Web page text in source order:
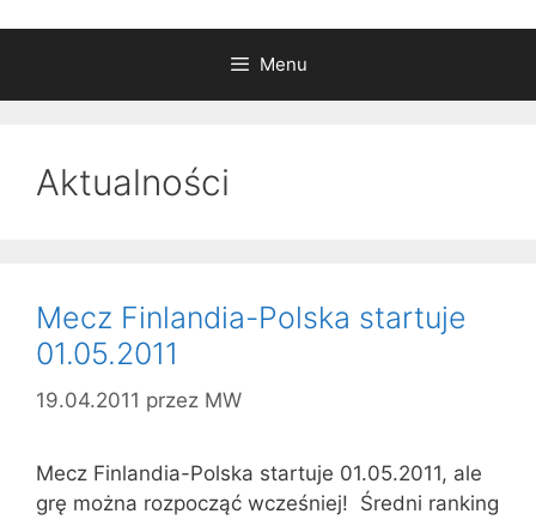
Menu
Aktualności
Mecz Finlandia-Polska startuje
01.05.2011
19.04.2011 przez MW
Mecz Finlandia-Polska startuje 01.05.2011, ale
grę można rozpocząć wcześniej! Średni ranking